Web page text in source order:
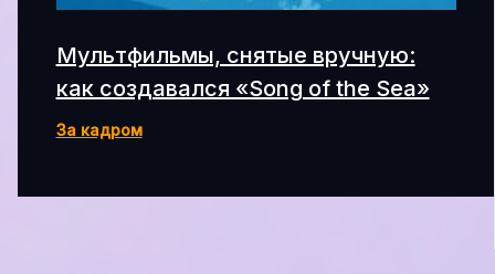
Мультфильмы, снятые вручную:
как создавался «Song of the Sea»
За кадром